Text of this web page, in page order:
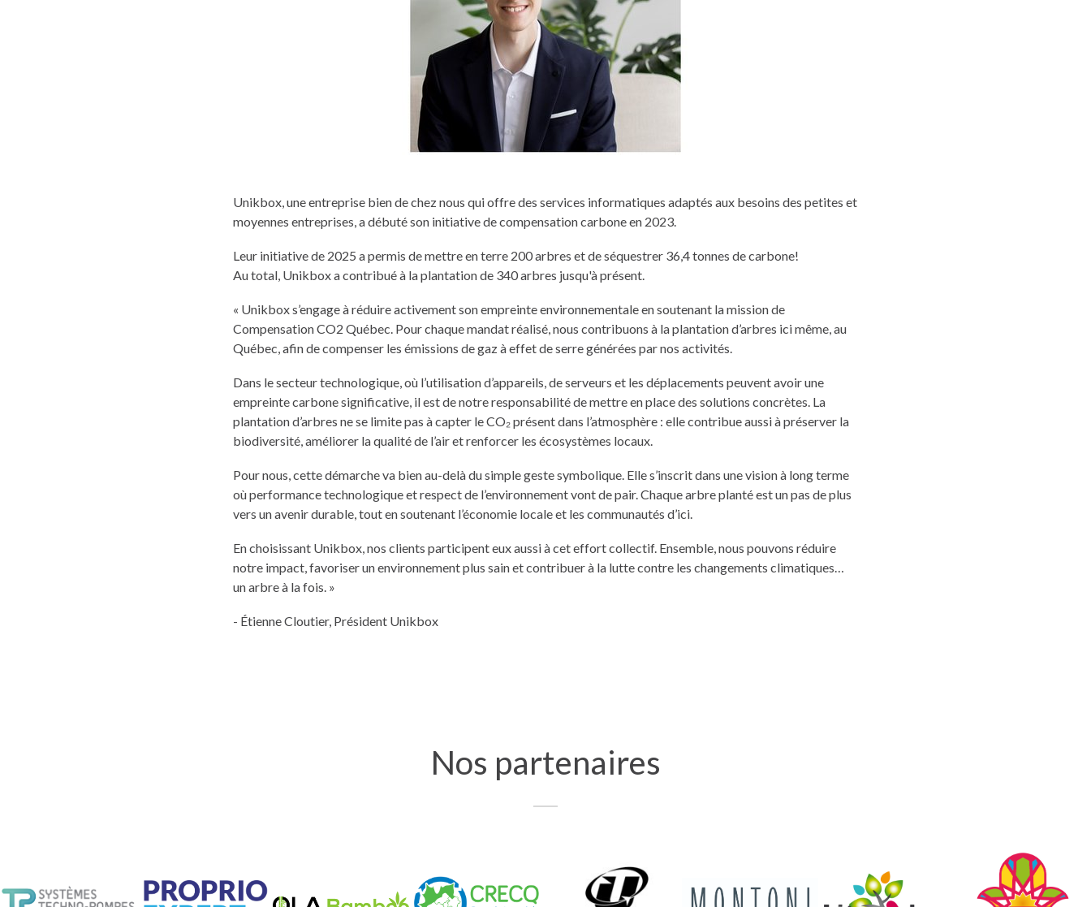
Unikbox, une entreprise bien de chez nous qui offre des services informatiques adaptés aux besoins des petites et
moyennes entreprises, a débuté son initiative de compensation carbone en 2023.
Leur initiative de 2025 a permis de mettre en terre 200 arbres et de séquestrer 36,4 tonnes de carbone!
Au total, Unikbox a contribué à la plantation de 340 arbres jusqu'à présent.
« Unikbox s’engage à réduire activement son empreinte environnementale en soutenant la mission de
Compensation CO2 Québec. Pour chaque mandat réalisé, nous contribuons à la plantation d’arbres ici même, au
Québec, afin de compenser les émissions de gaz à effet de serre générées par nos activités.
Dans le secteur technologique, où l’utilisation d’appareils, de serveurs et les déplacements peuvent avoir une
empreinte carbone significative, il est de notre responsabilité de mettre en place des solutions concrètes. La
plantation d’arbres ne se limite pas à capter le CO₂ présent dans l’atmosphère : elle contribue aussi à préserver la
biodiversité, améliorer la qualité de l’air et renforcer les écosystèmes locaux.
Pour nous, cette démarche va bien au-delà du simple geste symbolique. Elle s’inscrit dans une vision à long terme
où performance technologique et respect de l’environnement vont de pair. Chaque arbre planté est un pas de plus
vers un avenir durable, tout en soutenant l’économie locale et les communautés d’ici.
En choisissant Unikbox, nos clients participent eux aussi à cet effort collectif. Ensemble, nous pouvons réduire
notre impact, favoriser un environnement plus sain et contribuer à la lutte contre les changements climatiques…
un arbre à la fois. »
- Étienne Cloutier, Président Unikbox
Nos partenaires